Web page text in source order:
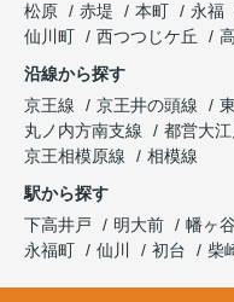
松原
赤堤 本町 永福
仙川町
西つつじケ丘
沿線から探す
京王線
京王井の頭線
丸ノ内方南支線
都営大
京王相模原線
相模線
駅から探す
下高井戸
明大前 幡ヶ谷
永福町
仙川 初台 柴